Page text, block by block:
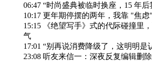
06:47 “时尚盛典被临时换座，15 年
10:17 更年期停摆的两年，我靠 "焦
15:15 《绝望写手》式的代际碰撞里
气
17:01 “别再说消费降级了，这明明是
23:08 听友来信一：深夜反复编辑删